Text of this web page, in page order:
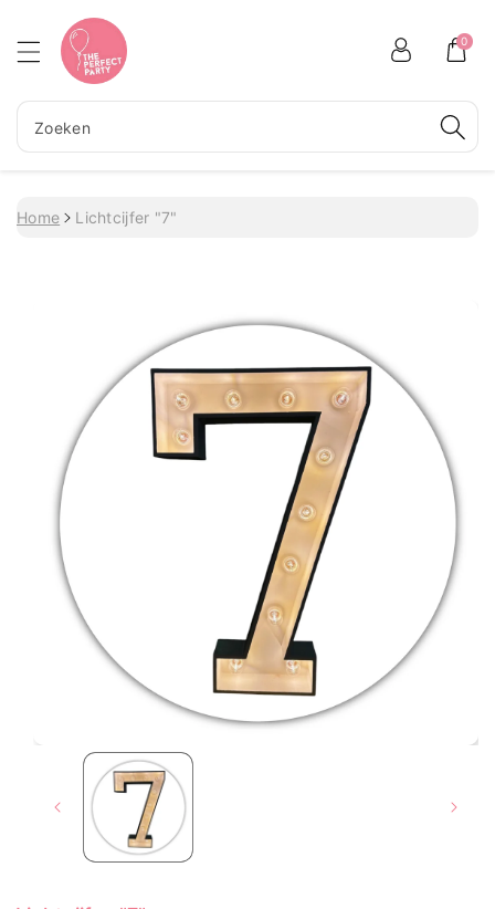
Meteen naar de content
Zoeken
0
Home Lichtcijfer "7"
Ga direct naar productinformatie